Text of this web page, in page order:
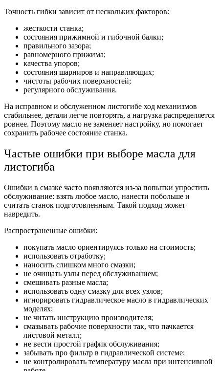
Точность гибки зависит от нескольких факторов:
жесткости станка;
состояния прижимной и гибочной балки;
правильного зазора;
равномерного прижима;
качества упоров;
состояния шарниров и направляющих;
чистоты рабочих поверхностей;
регулярного обслуживания.
На исправном и обслуженном листогибе ход механизмов
стабильнее, детали легче повторять, а нагрузка распределяется
ровнее. Поэтому масло не заменяет настройку, но помогает
сохранить рабочее состояние станка.
Частые ошибки при выборе масла для
листогиба
Ошибки в смазке часто появляются из-за попытки упростить
обслуживание: взять любое масло, нанести побольше и
считать станок подготовленным. Такой подход может
навредить.
Распространенные ошибки:
покупать масло ориентируясь только на стоимость;
использовать отработку;
наносить слишком много смазки;
не очищать узлы перед обслуживанием;
смешивать разные масла;
использовать одну смазку для всех узлов;
игнорировать гидравлическое масло в гидравлических
моделях;
не читать инструкцию производителя;
смазывать рабочие поверхности так, что пачкается
листовой металл;
не вести простой график обслуживания;
забывать про фильтр в гидравлической системе;
не контролировать температуру масла при интенсивной